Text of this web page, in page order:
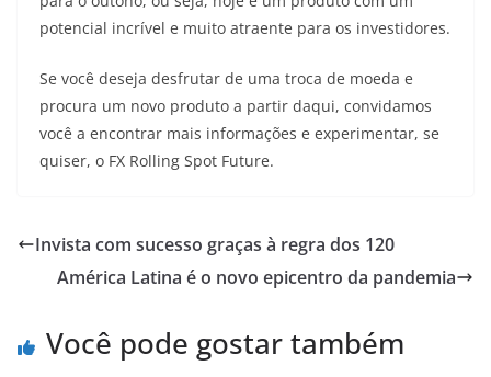
potencial incrível e muito atraente para os investidores.
Se você deseja desfrutar de uma troca de moeda e
procura um novo produto a partir daqui, convidamos
você a encontrar mais informações e experimentar, se
quiser, o FX Rolling Spot Future.
Invista com sucesso graças à regra dos 120
América Latina é o novo epicentro da pandemia
Você pode gostar também